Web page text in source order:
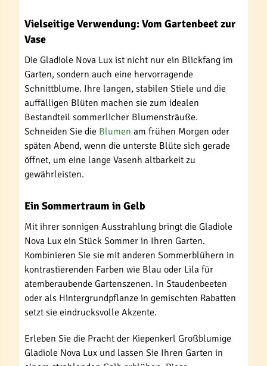
Vielseitige Verwendung: Vom Gartenbeet zur
Vase
Die Gladiole Nova Lux ist nicht nur ein Blickfang im
Garten, sondern auch eine hervorragende
Schnittblume. Ihre langen, stabilen Stiele und die
auffälligen Blüten machen sie zum idealen
Bestandteil sommerlicher Blumensträuße.
Schneiden Sie die Blumen am frühen Morgen oder
späten Abend, wenn die unterste Blüte sich gerade
öffnet, um eine lange Vasenh altbarkeit zu
gewährleisten.
Ein Sommertraum in Gelb
Mit ihrer sonnigen Ausstrahlung bringt die Gladiole
Nova Lux ein Stück Sommer in Ihren Garten.
Kombinieren Sie sie mit anderen Sommerblühern in
kontrastierenden Farben wie Blau oder Lila für
atemberaubende Gartenszenen. In Staudenbeeten
oder als Hintergrundpflanze in gemischten Rabatten
setzt sie eindrucksvolle Akzente.
Erleben Sie die Pracht der Kiepenkerl Großblumige
Gladiole Nova Lux und lassen Sie Ihren Garten in